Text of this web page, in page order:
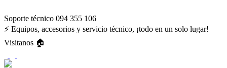
Soporte técnico 094 355 106
⚡ Equipos, accesorios y servicio técnico, ¡todo en un solo lugar!
Visitanos 🏠